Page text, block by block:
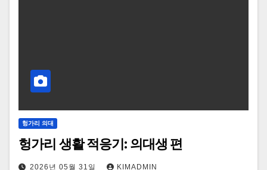
헝가리 의대
헝가리 생활 적응기: 의대생 편
2026년 05월 31일 KIMADMIN